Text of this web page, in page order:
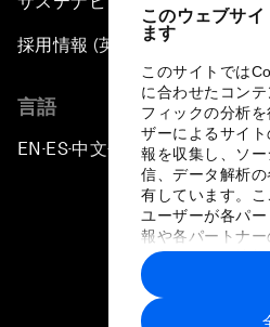
このウェブサ
ます
このサイトでは
に合わせたコン
フィックの分析
ザーによるサイ
報を収集し、ソ
信、データ解析
有しています。こ
ユーザーが各パ
報や各パートナ
に収集された情
トナーによって使
す。
採用情報 (英語のみ)
言語
EN ▪ES▪中文▪ 日本語
プライバシーポリ